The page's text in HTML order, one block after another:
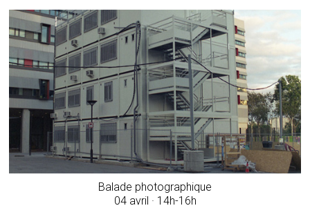
Balade photographique
04 avril · 14h-16h